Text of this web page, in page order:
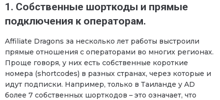
1. Собственные шорткоды и прямые
подключения к операторам.
Affiliate Dragons за несколько лет работы выстроили
прямые отношения с операторами во многих регионах.
Проще говоря, у них есть собственные короткие
номера (shortcodes) в разных странах, через которые и
идут подписки. Например, только в Таиланде у AD
более 7 собственных шорткодов – это означает, что